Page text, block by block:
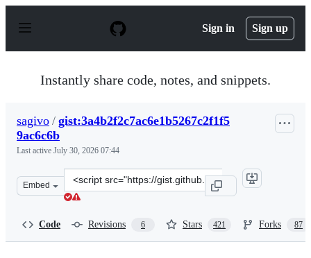
p
Sign in Sign up
Instantly share code, notes, and snippets.
sagivo / gist:3a4b2f2c7ac6e1b5267c2f1f5
9ac6c6b
Last active July 30, 2026 07:44
Embed
Clone
this
Code Revisions 6 Stars 421 Forks 87